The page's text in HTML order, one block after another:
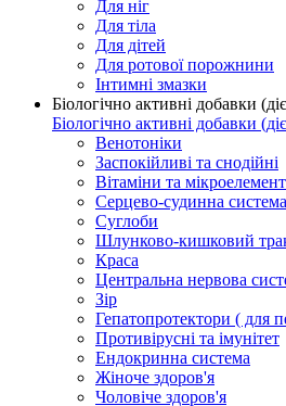
Для ніг
Для тіла
Для дітей
Для ротової порожнини
Інтимні змазки
Біологічно активні добавки
Біологічно активні добавки
Венотоніки
Заспокійливі та снодійні
Вітаміни та
Серцево-судинна система
Суглоби
Шлунково-кишковий
Краса
Центральна нервова
Зір
Гепатопротектори ( для
Противірусні та імунітет
Ендокринна система
Жіноче здоров'я
Чоловіче здоров'я